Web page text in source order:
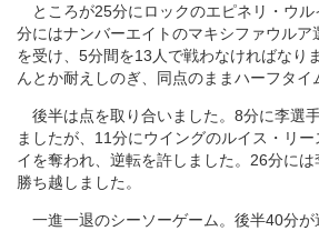
ところが25分にロックのエピネリ・ウル
分にはナンバーエイトのマキシファウルア
を受け、5分間を13人で戦わなければなり
んとか耐えしのぎ、同点のままハーフタイ
後半は点を取り合いました。8分に李選
ましたが、11分にウイングのルイス・リ
イを奪われ、逆転を許しました。26分に
勝ち越しました。
一進一退のシーソーゲーム。後半40分が